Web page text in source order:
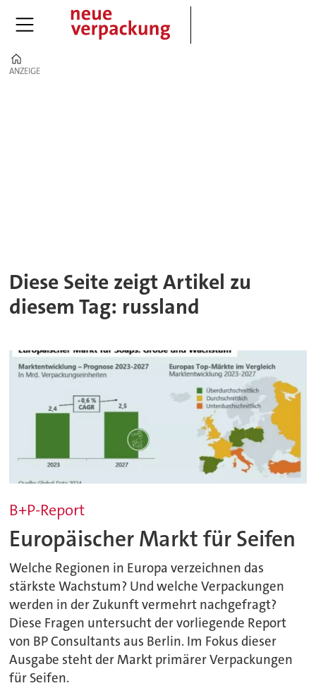
ANZEIGE
ANZEIGE
Diese Seite zeigt Artikel zu
diesem Tag: russland
B+P-Report
Europäischer Markt für Seifen
Welche Regionen in Europa verzeichnen das
stärkste Wachstum? Und welche Verpackungen
werden in der Zukunft vermehrt nachgefragt?
Diese Fragen untersucht der vorliegende Report
von BP Consultants aus Berlin. Im Fokus dieser
Ausgabe steht der Markt primärer Verpackungen
für Seifen.